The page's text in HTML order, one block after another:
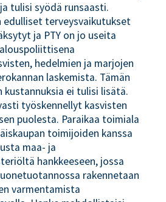
tulisi syödä runsaasti.
edulliset terveysvaikutukset
ja PTY on jo useita
hedelmien ja marjojen
laskemista. Tämän
ei tulisi lisätä.
työskennellyt kasvisten
puolesta. Paraikaa toimiala
toimijoiden kanssa
maa- ja
hankkeeseen, jossa
rakennetaan
varmentamista